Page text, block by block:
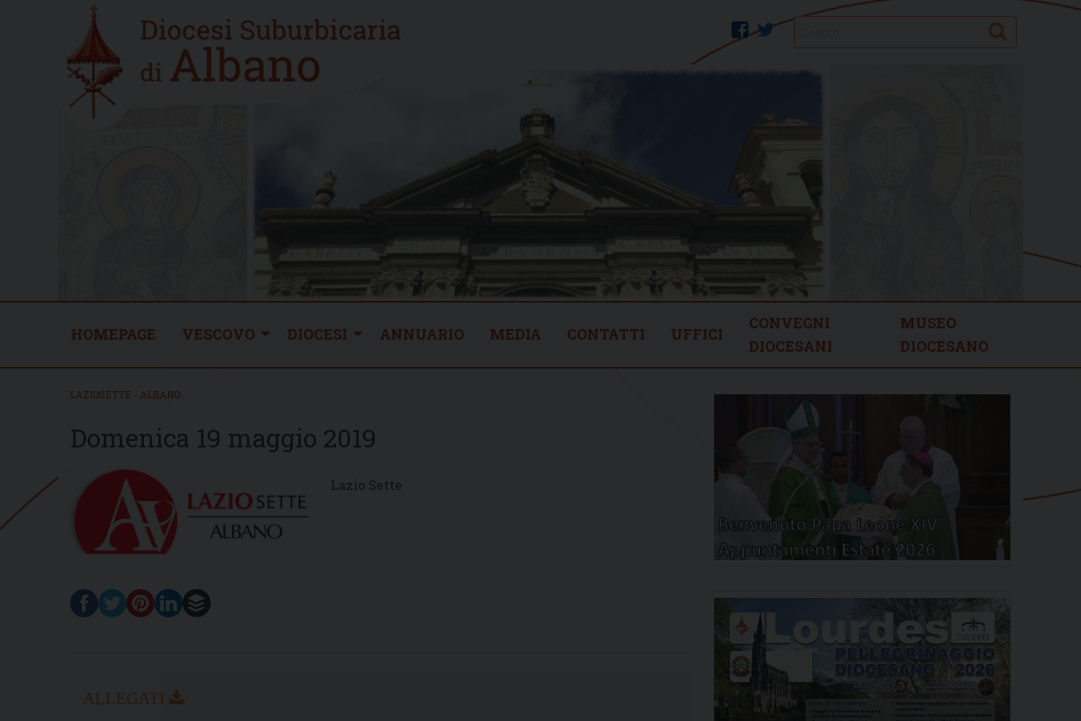
Home
new
twitter
facebook Search
HOMEPAGE VESCOVO DIOCESI ANNUARIO MEDIA CONTATTI UFFICI
CONVEGNI
DIOCESANI
MUSEO
DIOCESANO
LAZIOSETTE - ALBANO
Domenica 19 maggio 2019
Lazio Sette